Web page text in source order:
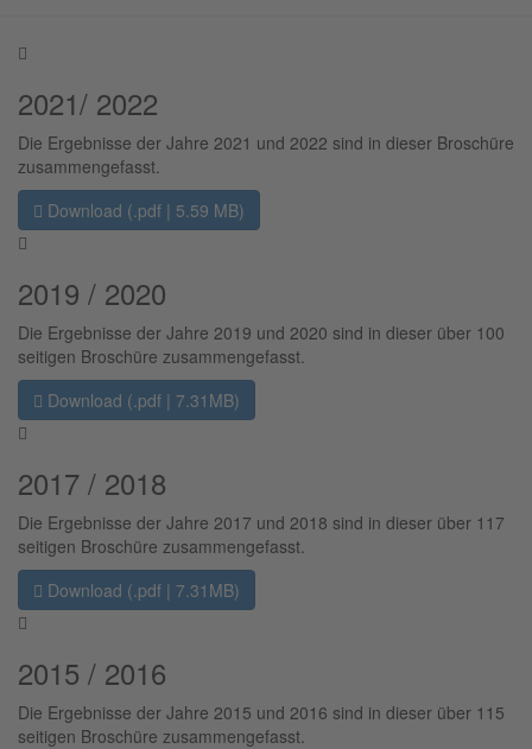
2021/ 2022
Die Ergebnisse der Jahre 2021 und 2022 sind in dieser Broschüre
zusammengefasst.
Download (.pdf | 5.59 MB)
2019 / 2020
Die Ergebnisse der Jahre 2019 und 2020 sind in dieser über 100
seitigen Broschüre zusammengefasst.
Download (.pdf | 7.31MB)
2017 / 2018
Die Ergebnisse der Jahre 2017 und 2018 sind in dieser über 117
seitigen Broschüre zusammengefasst.
Download (.pdf | 7.31MB)
2015 / 2016
Die Ergebnisse der Jahre 2015 und 2016 sind in dieser über 115
seitigen Broschüre zusammengefasst.